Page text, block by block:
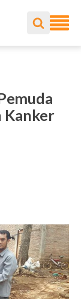
Kanker